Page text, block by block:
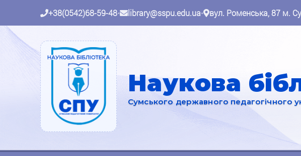
+38(0542)68-59-48• library@sspu.edu.ua• вул. Роменська, 87 м.
Наукова
Сумського державного педагогічного